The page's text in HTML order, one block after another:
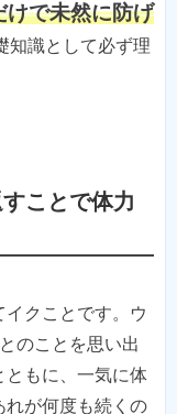
けで未然に防げ
知識として必ず理
ことで体力
イクことです。ウ
のことを思い出
ともに、一気に体
れが何度も続くの